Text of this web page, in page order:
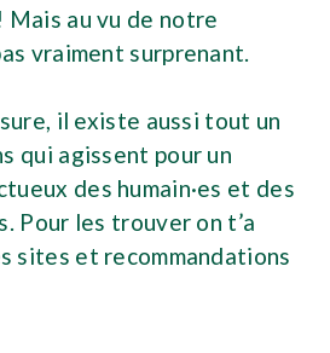
au vu de notre
vraiment surprenant.
il existe aussi tout un
qui agissent pour un
des humain·es et des
Pour les trouver on t’a
sites et recommandations